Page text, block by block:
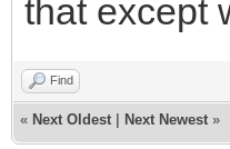
that except
Find
« Next Oldest Next Newest »